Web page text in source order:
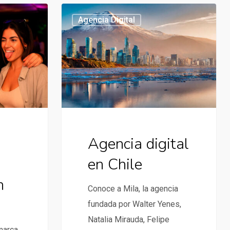
Agencia
digital
en
Chile
Agencia Digital
Agencia digital
en Chile
Conoce a Mila, la agencia
fundada por Walter Yenes,
Natalia Mirauda, Felipe